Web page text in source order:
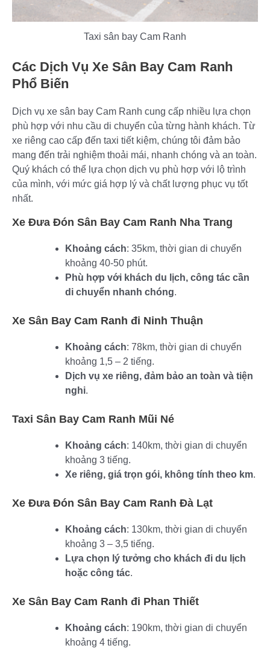
Taxi sân bay Cam Ranh
Các Dịch Vụ Xe Sân Bay Cam Ranh
Phổ Biến
Dịch vụ xe sân bay Cam Ranh cung cấp nhiều lựa chọn
phù hợp với nhu cầu di chuyển của từng hành khách. Từ
xe riêng cao cấp đến taxi tiết kiệm, chúng tôi đảm bảo
mang đến trải nghiệm thoải mái, nhanh chóng và an toàn.
Quý khách có thể lựa chọn dịch vụ phù hợp với lộ trình
của mình, với mức giá hợp lý và chất lượng phục vụ tốt
nhất.
Xe Đưa Đón Sân Bay Cam Ranh Nha Trang
Khoảng cách: 35km, thời gian di chuyển
khoảng 40-50 phút.
Phù hợp với khách du lịch, công tác cần
di chuyển nhanh chóng.
Xe Sân Bay Cam Ranh đi Ninh Thuận
Khoảng cách: 78km, thời gian di chuyển
khoảng 1,5 – 2 tiếng.
Dịch vụ xe riêng, đảm bảo an toàn và tiện
nghi.
Taxi Sân Bay Cam Ranh Mũi Né
Khoảng cách: 140km, thời gian di chuyển
khoảng 3 tiếng.
Xe riêng, giá trọn gói, không tính theo km.
Xe Đưa Đón Sân Bay Cam Ranh Đà Lạt
Khoảng cách: 130km, thời gian di chuyển
khoảng 3 – 3,5 tiếng.
Lựa chọn lý tưởng cho khách đi du lịch
hoặc công tác.
Xe Sân Bay Cam Ranh đi Phan Thiết
Khoảng cách: 190km, thời gian di chuyển
khoảng 4 tiếng.